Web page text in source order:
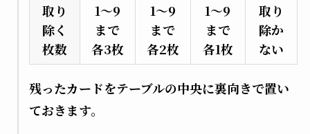
取り
除く
枚数
1～9
まで
各3枚
1～9
まで
各2枚
1～9
まで
各1枚
取り
除か
ない
残ったカードをテーブルの中央に裏向きで置い
ておきます。